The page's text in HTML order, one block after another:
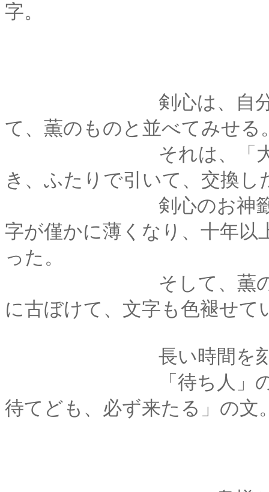
字。
剣心は、自分の持
て、薫のものと並べてみせる
それは、「大吉」と
き、ふたりで引いて、交換し
剣心のお神籤は紙の
字が僅かに薄くなり、十年
った。
そして、薫の「凶
に古ぼけて、文字も色褪せて
長い時間を刻んで
「待ち人」の項には
待てども、必ず来たる」の文